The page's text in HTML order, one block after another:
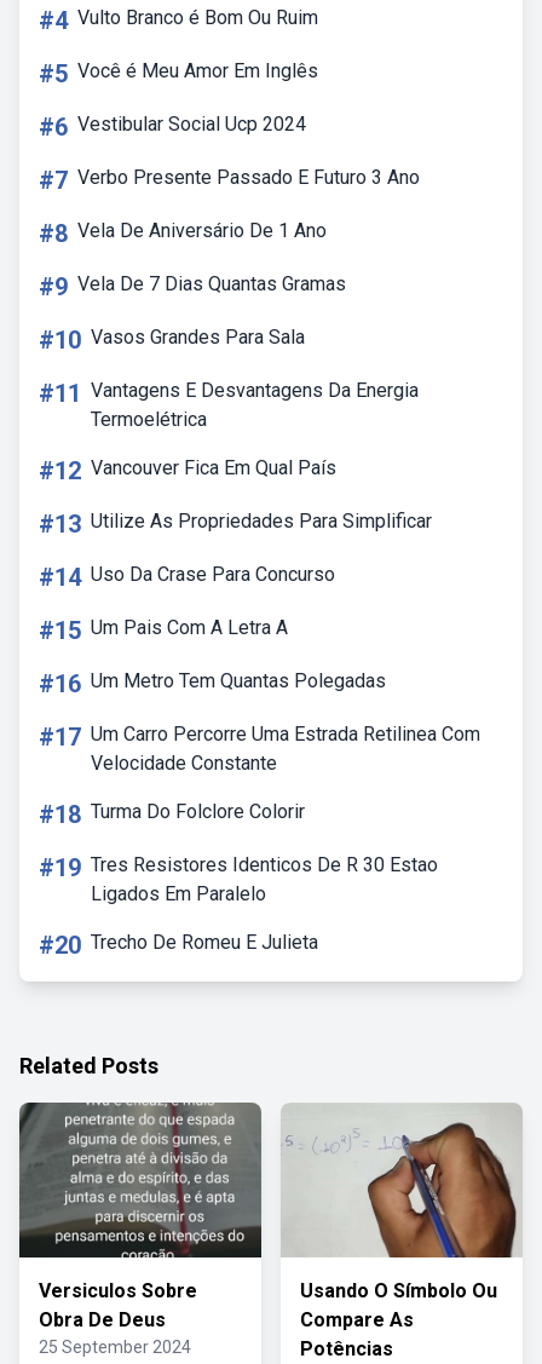
#4 Vulto Branco é Bom Ou Ruim
#5 Você é Meu Amor Em Inglês
#6 Vestibular Social Ucp 2024
#7 Verbo Presente Passado E Futuro 3 Ano
#8 Vela De Aniversário De 1 Ano
#9 Vela De 7 Dias Quantas Gramas
#10 Vasos Grandes Para Sala
#11 Vantagens E Desvantagens Da Energia
Termoelétrica
#12 Vancouver Fica Em Qual País
#13 Utilize As Propriedades Para Simplificar
#14 Uso Da Crase Para Concurso
#15 Um Pais Com A Letra A
#16 Um Metro Tem Quantas Polegadas
#17 Um Carro Percorre Uma Estrada Retilinea Com
Velocidade Constante
#18 Turma Do Folclore Colorir
#19 Tres Resistores Identicos De R 30 Estao
Ligados Em Paralelo
#20 Trecho De Romeu E Julieta
Related Posts
Versiculos Sobre
Obra De Deus
25 September 2024
Usando O Símbolo Ou
Compare As
Potências